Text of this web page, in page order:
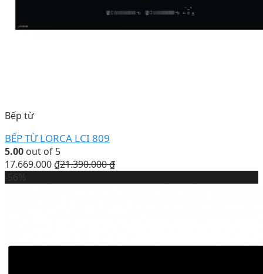
Bếp từ
BẾP TỪ LORCA LCI 809
5.00 out of 5
17.669.000 ₫21.390.000₫